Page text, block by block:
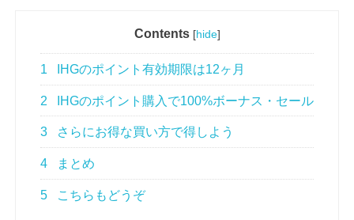
Contents [hide]
1 IHGのポイント有効期限は12ヶ月
2 IHGのポイント購入で100%ボーナス・セール
3 さらにお得な買い方で得しよう
4 まとめ
5 こちらもどうぞ